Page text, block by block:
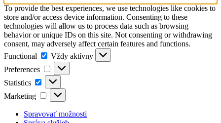
To provide the best experiences, we use technologies like cookies to
store and/or access device information. Consenting to these
technologies will allow us to process data such as browsing
behavior or unique IDs on this site. Not consenting or withdrawing
consent, may adversely affect certain features and functions.
Functional
Functional
Vždy aktívny
Preferences
Preferences
Statistics Statistics
Marketing Marketing
Spravovať možnosti